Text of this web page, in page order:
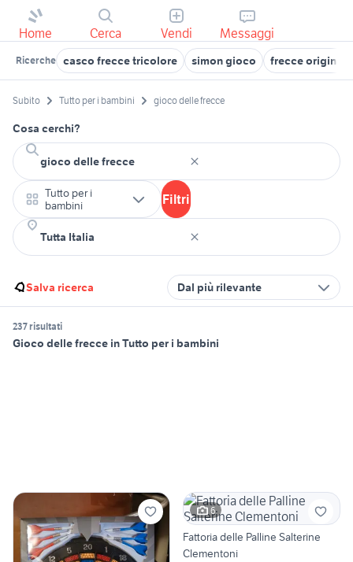
Home Cerca Vendi Messaggi
Ricerche casco frecce tricolore simon gioco frecce originali
Subito Tutto per i bambini gioco delle frecce
Cosa cerchi?
Tutto per i
bambini
Filtri
Salva ricerca Dal più rilevante
237 risultati
Gioco delle frecce in Tutto per i bambini
6
Fattoria delle Palline Salterine
Clementoni